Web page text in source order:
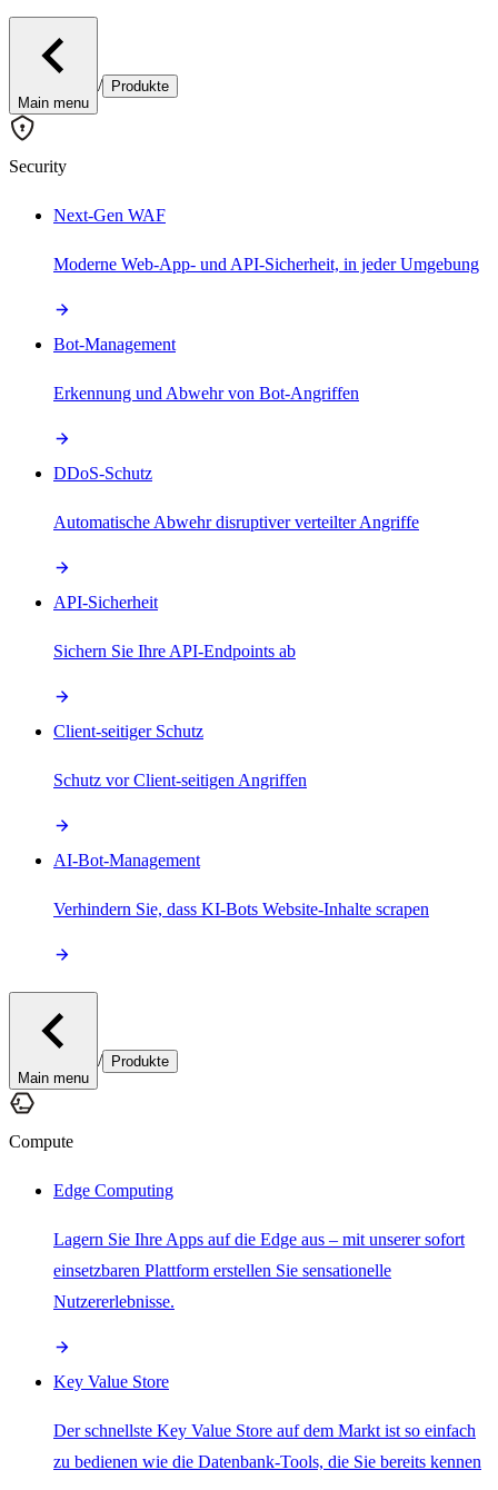
Main menu
/ Produkte
Security
Next-Gen WAF
Moderne Web-App- und API-Sicherheit, in jeder Umgebung
Bot-Management
Erkennung und Abwehr von Bot-Angriffen
DDoS-Schutz
Automatische Abwehr disruptiver verteilter Angriffe
API-Sicherheit
Sichern Sie Ihre API-Endpoints ab
Client-seitiger Schutz
Schutz vor Client-seitigen Angriffen
AI-Bot-Management
Verhindern Sie, dass KI-Bots Website-Inhalte scrapen
Main menu
/ Produkte
Compute
Edge Computing
Lagern Sie Ihre Apps auf die Edge aus – mit unserer sofort
einsetzbaren Plattform erstellen Sie sensationelle
Nutzererlebnisse.
Key Value Store
Der schnellste Key Value Store auf dem Markt ist so einfach
zu bedienen wie die Datenbank-Tools, die Sie bereits kennen